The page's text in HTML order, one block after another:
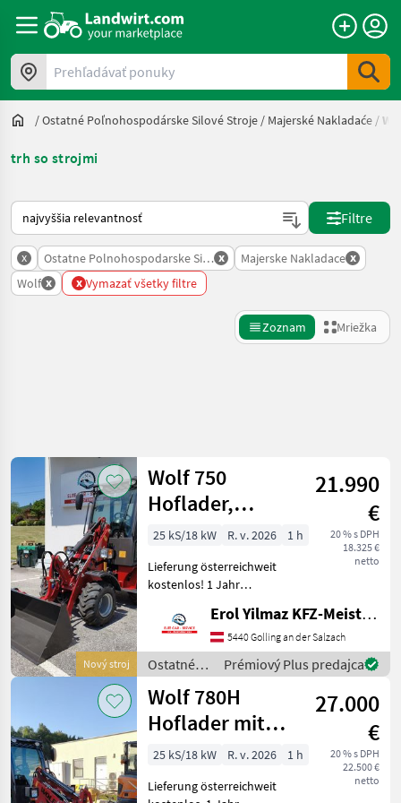
Prehľadávať ponuky
/Ostatné Poľnohospodárske Silové Stroje / Majerské Nakladaće /
trh so strojmi
Takto sa vykonáva triedenie na Landwirt.com
Filtre
x Ostatne Polnohospodarske Silove Stroje
x Majerske Nakladace x
Wolf x x Vymazať všetky filtre
Zoznam Mriežka
Kategória 4 Krajina
AKTUÁLNA
CESTA
poľnohospodárska
technika
Ostatne
Polnohospodarske
Silove Stroje
Majerske
VYBRAŤ
KATEGÓRIU
Wolf
Resetovať
Zobraziť 5
výsledkov
Nový stroj
Wolf 750
Hoflader,
Kabine,
Garantie,
Perkins, Radlade
21.990
€
20 % s DPH
18.325 €
netto
25 kS/18 kW R. v. 2026
1 h
Lieferung österreichweit
kostenlos! 1 Jahr
Zusatzgarantie bis zu 4j.
möglich. Gerät ist sofort
verfügbar. Wir verkaufen
einen neuen, top ausgest
Erol Yilmaz KFZ-Meisterbetrieb
5440 Golling an der Salzach
Ostatné
poľnohospodárske
silové
stroje /
Wolf
Prémiový Plus predajca
Wolf 780H
Hoflader mit
Kabine, Kubota,
Garantie
27.000
€
20 % s DPH
22.500 €
netto
25 kS/18 kW R. v. 2026
1 h
Lieferung österreichweit